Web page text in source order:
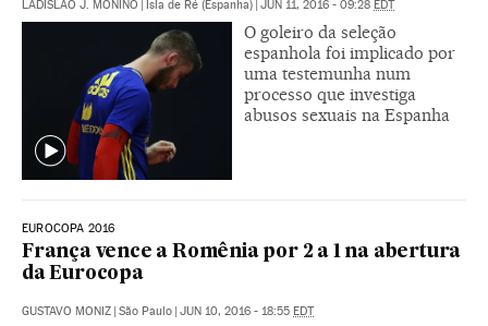
LADISLAO J. MOÑINO | Isla de Ré (Espanha) | JUN 11, 2016 - 09:28 EDT
O goleiro da seleção
espanhola foi implicado por
uma testemunha num
processo que investiga
abusos sexuais na Espanha
EUROCOPA 2016
França vence a Romênia por 2 a 1 na abertura
da Eurocopa
GUSTAVO MONIZ | São Paulo | JUN 10, 2016 - 18:55 EDT